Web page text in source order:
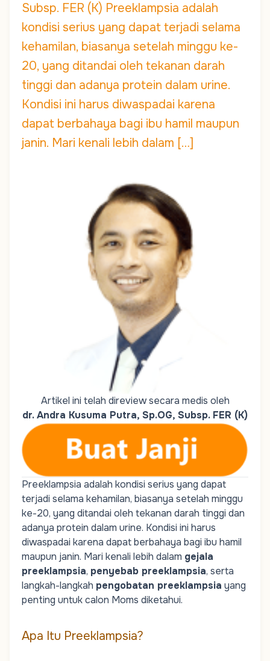
Subsp. FER (K) Preeklampsia adalah
kondisi serius yang dapat terjadi selama
kehamilan, biasanya setelah minggu ke-
20, yang ditandai oleh tekanan darah
tinggi dan adanya protein dalam urine.
Kondisi ini harus diwaspadai karena
dapat berbahaya bagi ibu hamil maupun
janin. Mari kenali lebih dalam […]
Artikel ini telah direview secara medis oleh
dr. Andra Kusuma Putra, Sp.OG, Subsp. FER (K)
Preeklampsia adalah kondisi serius yang dapat
terjadi selama kehamilan, biasanya setelah minggu
ke-20, yang ditandai oleh tekanan darah tinggi dan
adanya protein dalam urine. Kondisi ini harus
diwaspadai karena dapat berbahaya bagi ibu hamil
maupun janin. Mari kenali lebih dalam gejala
preeklampsia, penyebab preeklampsia, serta
langkah-langkah pengobatan preeklampsia yang
penting untuk calon Moms diketahui.
Apa Itu Preeklampsia?